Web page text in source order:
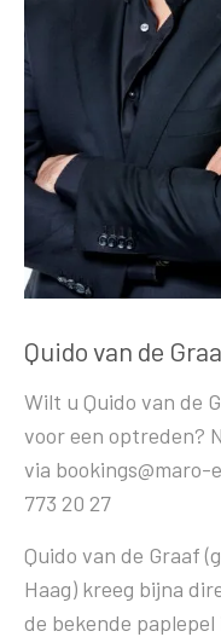
Quido van de
Wilt u Quido van de
voor een optreden?
via
773 20 27
Quido van de Graaf
Haag) kreeg bijna
de bekende